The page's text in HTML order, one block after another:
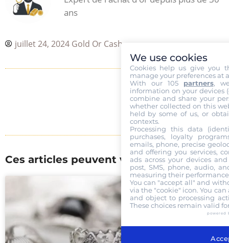
ans
juillet 24, 2024 Gold Or Cash
Ces articles peuvent vous interesser :
GOLD OR CASH
We use cookies
Cookies help us give you
manage your preferences at
With our 105 partners,
information on your devices
combine and share your
whether collected on this
held by some of us, or
contexts.
Processing this data
purchases, loyalty
emails, phone, precise
and offering you services,
ads across your devices
post, SMS, phone, audio,
measuring their
You can "accept all" and
via the "cookie" icon. You
and object to processing
These choices remain valid
powered